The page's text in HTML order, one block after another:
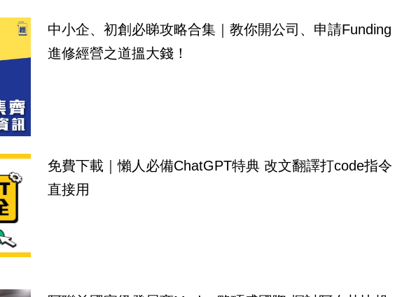
中小企、初創必睇攻略合集｜教你開公司、申請Funding
進修經營之道搵大錢！
免費下載｜懶人必備ChatGPT特典 改文翻譯打code指令
直接用